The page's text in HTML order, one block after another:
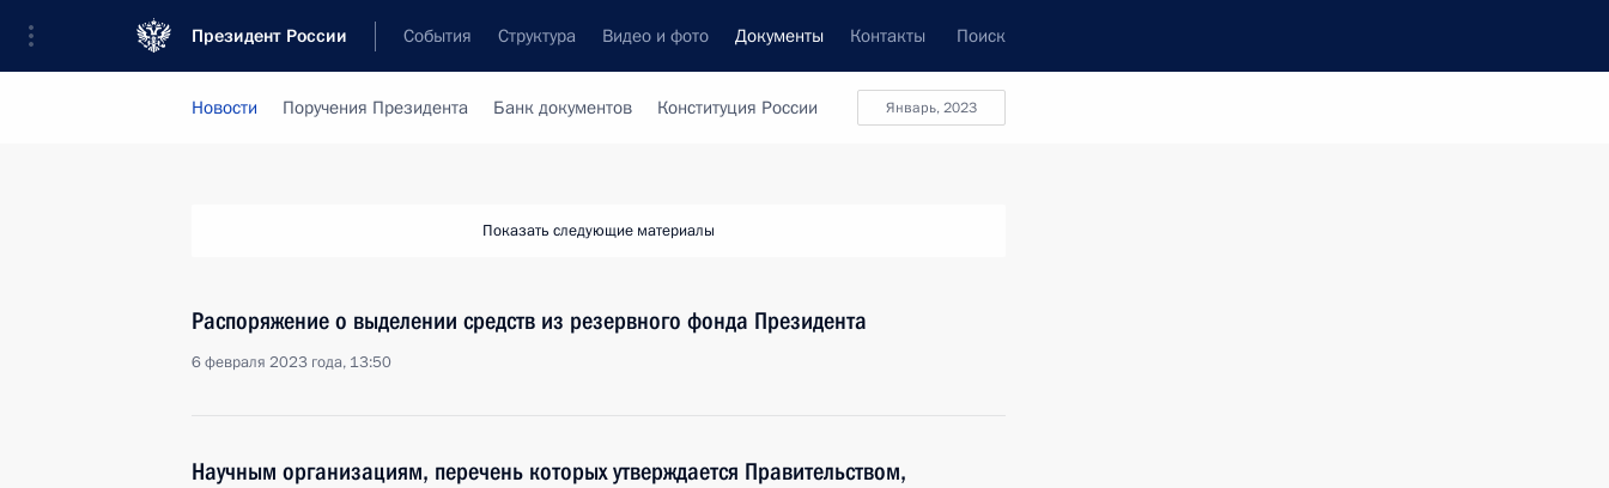
Президент России События Структура Видео и фото Документы Контакты Поиск
январь, 2023
Новости Поручения Президента Банк документов Конституция России
Показать следующие материалы
Распоряжение о выделении средств из резервного фонда Президента
6 февраля 2023 года, 13:50
Научным организациям, перечень которых утверждается Правительством,